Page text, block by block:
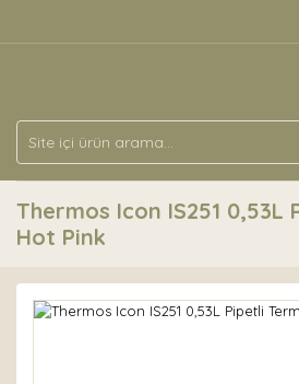
Thermos Icon IS251 0,53L
Hot Pink